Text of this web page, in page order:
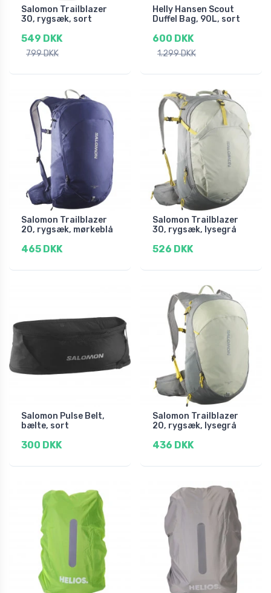
Salomon Trailblazer
30, rygsæk, sort
549 DKK
799 DKK
Helly Hansen Scout
Duffel Bag, 90L, sort
600 DKK
1.299 DKK
Salomon Trailblazer
20, rygsæk, mørkeblå
465 DKK
Salomon Trailblazer
30, rygsæk, lysegrå
526 DKK
Salomon Pulse Belt,
bælte, sort
300 DKK
Salomon Trailblazer
20, rygsæk, lysegrå
436 DKK